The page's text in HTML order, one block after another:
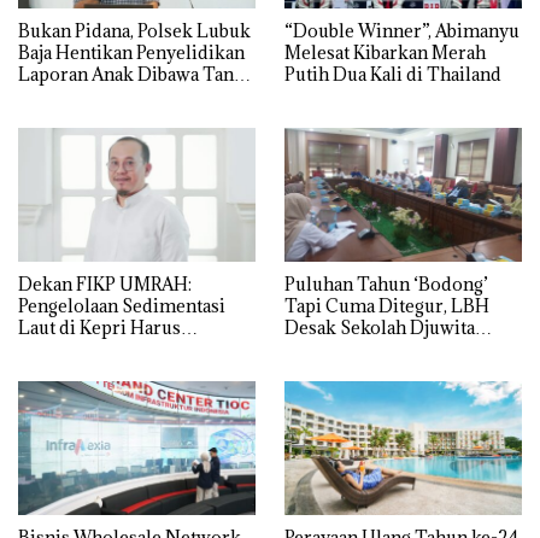
Bukan Pidana, Polsek Lubuk
Baja Hentikan Penyelidikan
Laporan Anak Dibawa Tanpa
“Double Winner”, Abimanyu
Melesat Kibarkan Merah
Putih Dua Kali di Thailand
Dekan FIKP UMRAH:
Pengelolaan Sedimentasi
Laut di Kepri Harus
dengan Konservasi
Puluhan Tahun ‘Bodong’
Tapi Cuma Ditegur, LBH
Desak Sekolah Djuwita